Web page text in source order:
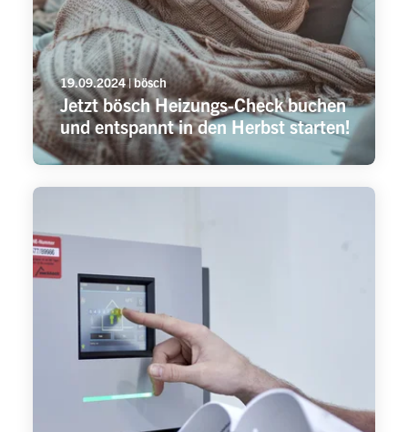
19.09.2024 | bösch
Jetzt bösch Heizungs-Check buchen
und entspannt in den Herbst starten!